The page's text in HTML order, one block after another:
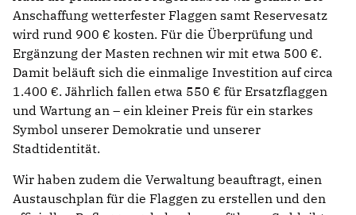
Anschaffung wetterfester Flaggen samt Reservesatz
wird rund 900 € kosten. Für die Überprüfung und
Ergänzung der Masten rechnen wir mit etwa 500 €.
Damit beläuft sich die einmalige Investition auf circa
1.400 €. Jährlich fallen etwa 550 € für Ersatzflaggen
und Wartung an – ein kleiner Preis für ein starkes
Symbol unserer Demokratie und unserer
Stadtidentität.
Wir haben zudem die Verwaltung beauftragt, einen
Austauschplan für die Flaggen zu erstellen und den